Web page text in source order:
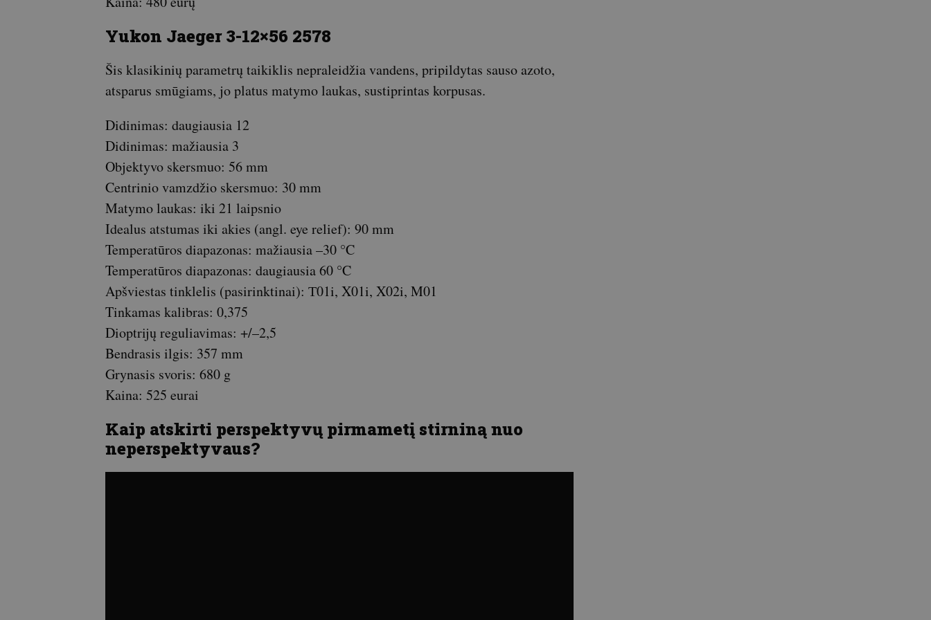
Yukon Jaeger 3-12×56 2578
Šis klasikinių parametrų taikiklis nepraleidžia vandens, pripildytas sauso azoto,
atsparus smūgiams, jo platus matymo laukas, sustiprintas korpusas.
Didinimas: daugiausia 12
Didinimas: mažiausia 3
Objektyvo skersmuo: 56 mm
Centrinio vamzdžio skersmuo: 30 mm
Matymo laukas: iki 21 laipsnio
Idealus atstumas iki akies (angl. eye relief): 90 mm
Temperatūros diapazonas: mažiausia –30 °C
Temperatūros diapazonas: daugiausia 60 °C
Apšviestas tinklelis (pasirinktinai): Т01i, X01i, X02i, M01
Tinkamas kalibras: 0,375
Dioptrijų reguliavimas: +/–2,5
Bendrasis ilgis: 357 mm
Grynasis svoris: 680 g
Kaina: 525 eurai
Kaip atskirti perspektyvų pirmametį stirniną nuo
neperspektyvaus?